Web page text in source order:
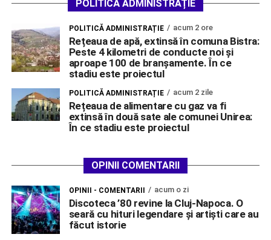
POLITICĂ ADMINISTRAȚIE
POLITICĂ ADMINISTRAȚIE acum 2 ore
Rețeaua de apă, extinsă în comuna Bistra:
Peste 4 kilometri de conducte noi și
aproape 100 de branșamente. În ce
stadiu este proiectul
POLITICĂ ADMINISTRAȚIE acum 2 zile
Rețeaua de alimentare cu gaz va fi
extinsă în două sate ale comunei Unirea:
În ce stadiu este proiectul
OPINII COMENTARII
OPINII - COMENTARII acum o zi
Discoteca ’80 revine la Cluj-Napoca. O
seară cu hituri legendare și artiști care au
făcut istorie